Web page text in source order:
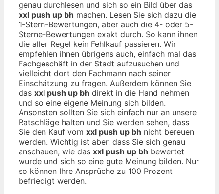
genau durchlesen und sich so ein Bild über das
xxl push up bh machen. Lesen Sie sich dazu die
1-Stern-Bewertungen, aber auch die 4- oder 5-
Sterne-Bewertungen exakt durch. So kann ihnen
die aller Regel kein Fehlkauf passieren. Wir
empfehlen ihnen übrigens auch, einfach mal das
Fachgeschäft in der Stadt aufzusuchen und
vielleicht dort den Fachmann nach seiner
Einschätzung zu fragen. Außerdem können Sie
das xxl push up bh direkt in die Hand nehmen
und so eine eigene Meinung sich bilden.
Ansonsten sollten Sie sich einfach nur an unsere
Ratschläge halten und Sie werden sehen, dass
Sie den Kauf vom xxl push up bh nicht bereuen
werden. Wichtig ist aber, dass Sie sich genau
anschauen, wie das xxl push up bh bewertet
wurde und sich so eine gute Meinung bilden. Nur
so können Ihre Ansprüche zu 100 Prozent
befriedigt werden.